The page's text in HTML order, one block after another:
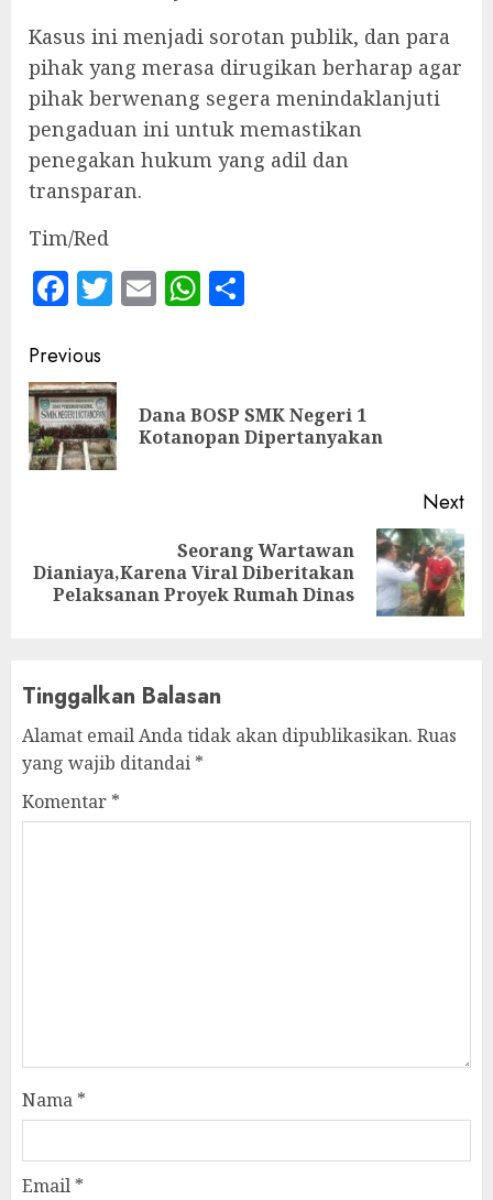
Kasus ini menjadi sorotan publik, dan para
pihak yang merasa dirugikan berharap agar
pihak berwenang segera menindaklanjuti
pengaduan ini untuk memastikan
penegakan hukum yang adil dan
transparan.
Tim/Red
Facebook
Twitter
EmailWhatsApp
Continue
Reading
Previous
Dana BOSP SMK Negeri 1
Kotanopan Dipertanyakan
Next
Next
post:
Seorang Wartawan
Dianiaya,Karena Viral Diberitakan
Pelaksanan Proyek Rumah Dinas
Tinggalkan Balasan
Alamat email Anda tidak akan dipublikasikan. Ruas
yang wajib ditandai *
Komentar *
Nama *
Email *